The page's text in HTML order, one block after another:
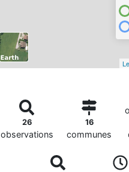
26
observations
16
communes